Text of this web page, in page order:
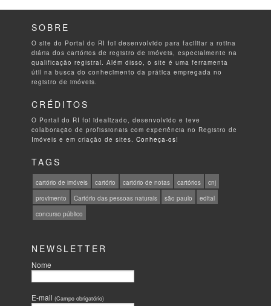
SOBRE
O site do Portal do RI foi desenvolvido para facilitar a rotina
diária dos cartórios de registro de imóveis, especialmente na
qualificação registral. Além disso, o site é uma ferramenta
útil na busca do conhecimento da prática empregada no
registro de imóveis.
CRÉDITOS
O Portal do RI foi idealizado, desenvolvido e teve
colaboração de profissionais com experiência no Registro de
Imóveis e em criação de sites.Conheça-os!
TAGS
cartório de imóveis cartório cartório de notas cartórios
cnj
provimento
Cartório das pessoas naturais são paulo
edital
concurso público
NEWSLETTER
Nome
E-mail(Campo obrigatório)